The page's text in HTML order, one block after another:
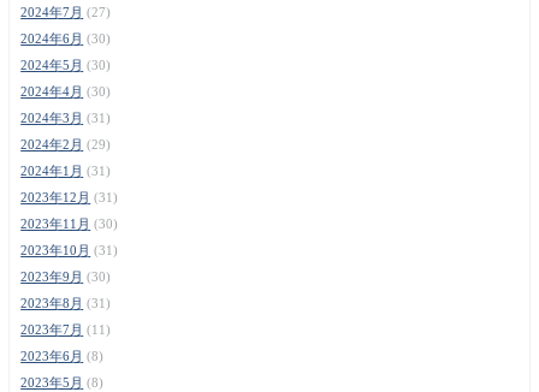
2024年7月 (27)
2024年6月 (30)
2024年5月 (30)
2024年4月 (30)
2024年3月 (31)
2024年2月 (29)
2024年1月 (31)
2023年12月 (31)
2023年11月 (30)
2023年10月 (31)
2023年9月 (30)
2023年8月 (31)
2023年7月 (11)
2023年6月 (8)
2023年5月 (8)